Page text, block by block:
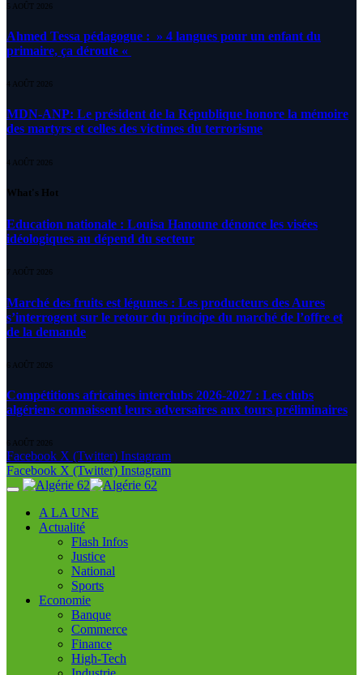
5 AOÛT 2026
Ahmed Tessa pédagogue : » 4 langues pour un enfant du
primaire, ça déroute «
4 AOÛT 2026
MDN-ANP: Le président de la République honore la mémoire
des martyrs et celles des victimes du terrorisme
4 AOÛT 2026
What's Hot
Education nationale : Louisa Hanoune dénonce les visées
idéologiques au dépend du secteur
7 AOÛT 2026
Marché des fruits est légumes : Les producteurs des Aures
s’interrogent sur le retour du principe du marché de l’offre et
de la demande
6 AOÛT 2026
Compétitions africaines interclubs 2026-2027 : Les clubs
algériens connaissent leurs adversaires aux tours préliminaires
6 AOÛT 2026
Facebook X (Twitter) Instagram
Facebook X (Twitter) Instagram
A LA UNE
Actualité
Flash Infos
Justice
National
Sports
Economie
Banque
Commerce
Finance
High-Tech